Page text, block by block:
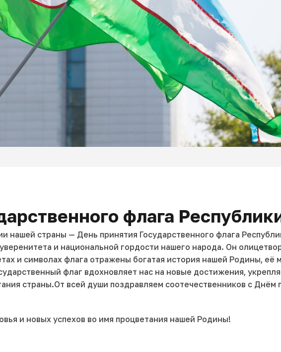
флага
нашей страны — День принятия Государственного флага
и национальной гордости нашего народа. Он
и символах флага отражены богатая история нашей Родины, её
флаг вдохновляет нас на новые достижения,
страны.От всей души поздравляем соотечественников с Днём
и новых успехов во имя процветания нашей Родины!